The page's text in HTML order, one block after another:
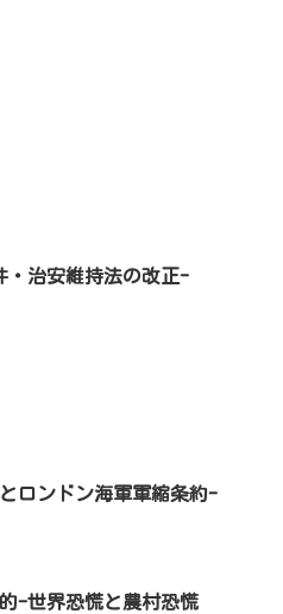
・治安維持法の改正-
ロンドン海軍軍縮条約-
-世界恐慌と農村恐慌